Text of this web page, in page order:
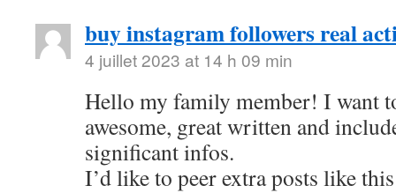
buy instagram followers real
4 juillet 2023 at 14 h 09 min
Hello my family member! I want
awesome, great written and
significant infos.
I’d like to peer extra posts like